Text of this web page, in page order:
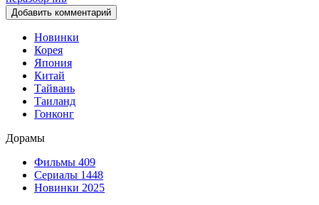
Добавить комментарий
Новинки
Корея
Япония
Китай
Тайвань
Таиланд
Гонконг
Дорамы
Фильмы 409
Сериалы 1448
Новинки 2025